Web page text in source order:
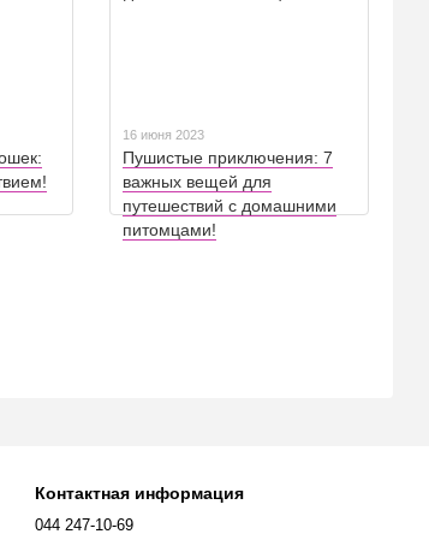
16 июня 2023
Пушистые приключения: 7
важных вещей для
путешествий с домашними
питомцами!
Контактная информация
044 247-10-69